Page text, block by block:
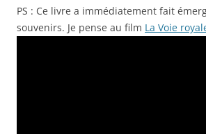
PS : Ce livre a immédiatement fait
souvenirs. Je pense au film La Voie